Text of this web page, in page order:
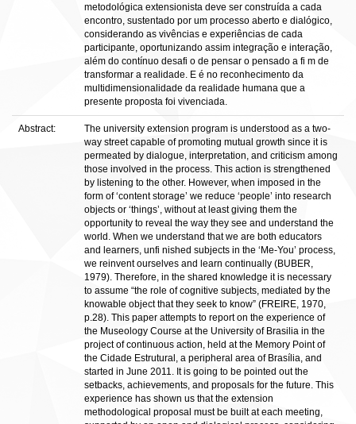
metodológica extensionista deve ser construída a cada
encontro, sustentado por um processo aberto e dialógico,
considerando as vivências e experiências de cada
participante, oportunizando assim integração e interação,
além do contínuo desafi o de pensar o pensado a fi m de
transformar a realidade. E é no reconhecimento da
multidimensionalidade da realidade humana que a
presente proposta foi vivenciada.
Abstract:
The university extension program is understood as a two-
way street capable of promoting mutual growth since it is
permeated by dialogue, interpretation, and criticism among
those involved in the process. This action is strengthened
by listening to the other. However, when imposed in the
form of ‘content storage’ we reduce ‘people’ into research
objects or ‘things’, without at least giving them the
opportunity to reveal the way they see and understand the
world. When we understand that we are both educators
and learners, unfi nished subjects in the ‘Me-You’ process,
we reinvent ourselves and learn continually (BUBER,
1979). Therefore, in the shared knowledge it is necessary
to assume “the role of cognitive subjects, mediated by the
knowable object that they seek to know” (FREIRE, 1970,
p.28). This paper attempts to report on the experience of
the Museology Course at the University of Brasilia in the
project of continuous action, held at the Memory Point of
the Cidade Estrutural, a peripheral area of Brasília, and
started in June 2011. It is going to be pointed out the
setbacks, achievements, and proposals for the future. This
experience has shown us that the extension
methodological proposal must be built at each meeting,